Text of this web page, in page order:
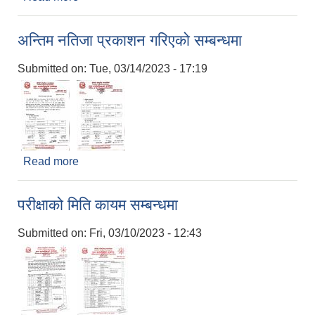
अन्तिम नतिजा प्रकाशन गरिएको सम्बन्धमा
Submitted on: Tue, 03/14/2023 - 17:19
Read more
परीक्षाको मिति कायम सम्बन्धमा
Submitted on: Fri, 03/10/2023 - 12:43